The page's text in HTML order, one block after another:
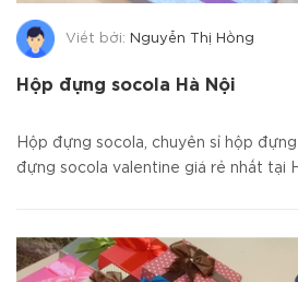
Viết bởi: Nguyễn Thị Hồng
Hộp đựng socola Hà Nội
Hộp đựng socola, chuyên sỉ hộp
đựng socola valentine giá rẻ nhất tại